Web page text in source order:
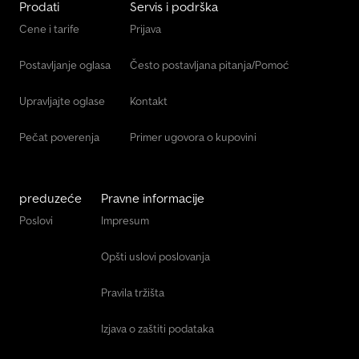
Transporter Za Staklo
Vdl Autobus
Prodati
Cene i tarife
Postavljanje oglasa
Upravljajte oglase
Pečat poverenja
Servis i podrška
Prijava
Često postavljana pitanja/Pomoć
Kontakt
Primer ugovora o kupovini
preduzeće
Poslovi
Pravne informacije
Impresum
Opšti uslovi poslovanja
Pravila tržišta
Izjava o zaštiti podataka